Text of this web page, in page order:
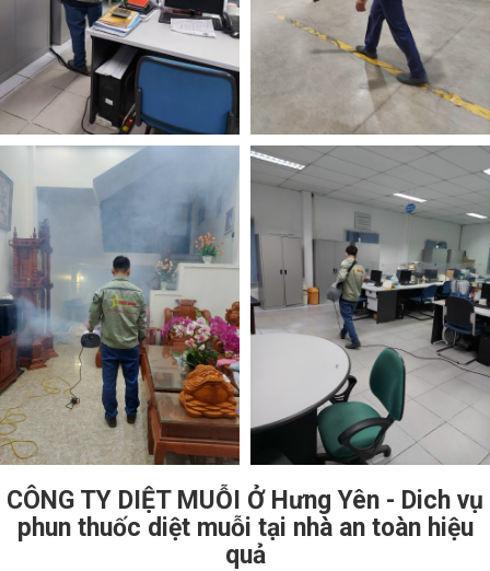
CÔNG TY DIỆT MUỖI Ở Hưng Yên - Dich vụ
phun thuốc diệt muỗi tại nhà an toàn hiệu
quả